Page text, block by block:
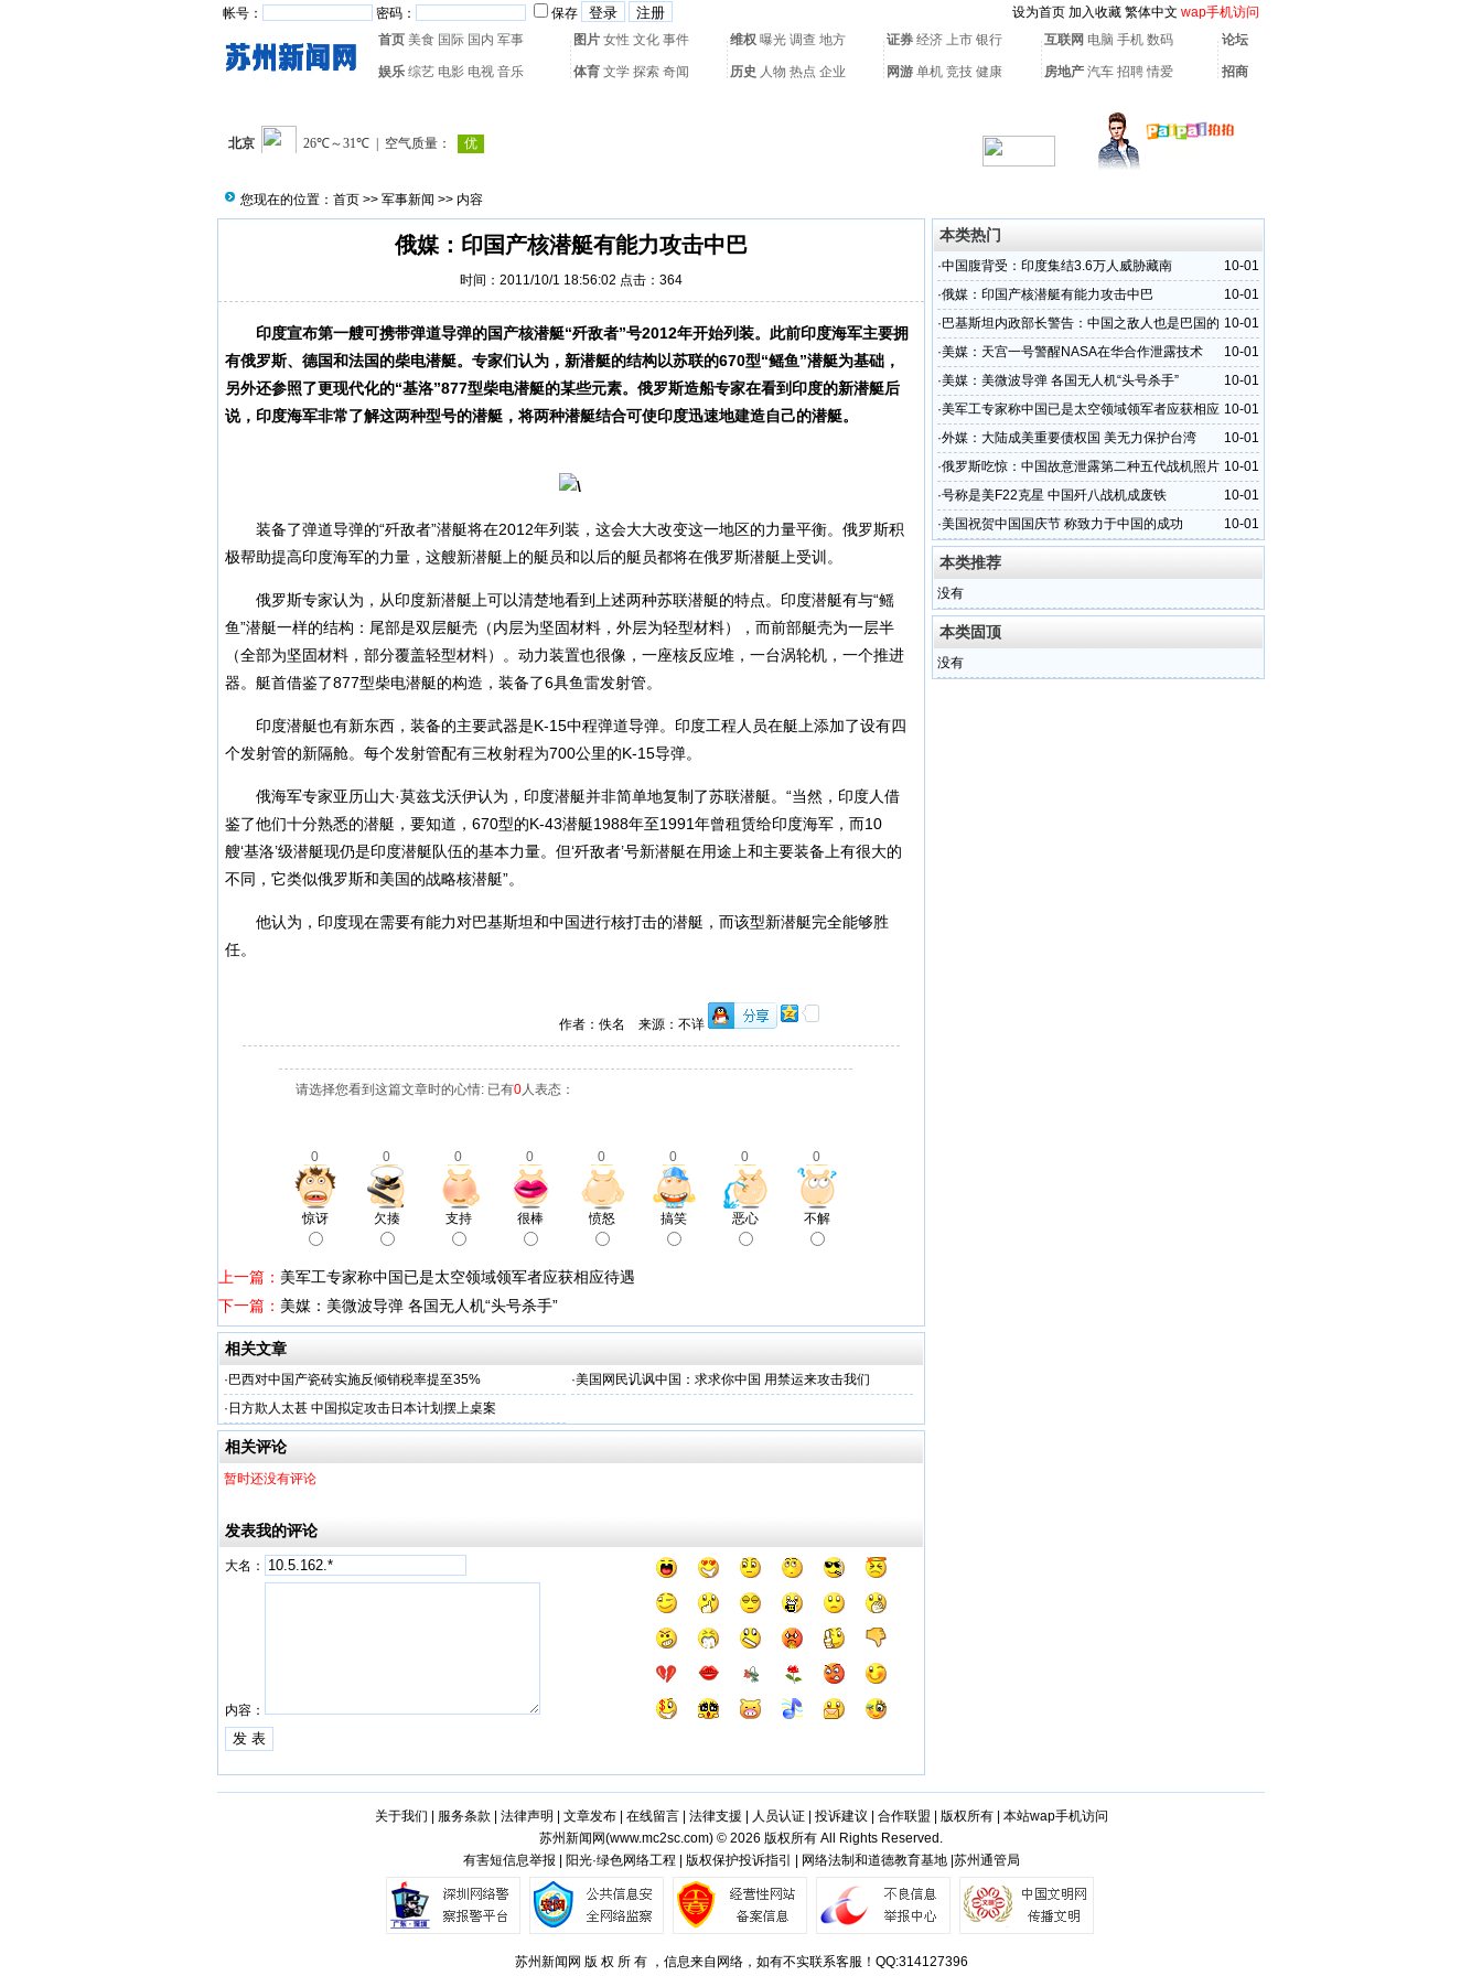
帐号： 密码： 保存 设为首页 加入收藏 繁体中文 wap手机访问
首页 美食 国际 国内 军事 图片 女性 文化 事件 维权 曝光 调查 地方 证券 经济 上市 银行 互联网 电脑 手机 数码 论坛
娱乐 综艺 电影 电视 音乐 体育 文学 探索 奇闻 历史 人物 热点 企业 网游 单机 竞技 健康 房地产 汽车 招聘 情爱 招商
您现在的位置： 首页 >> 军事新闻 >> 内容
俄媒：印国产核潜艇有能力攻击中巴
时间：2011/10/1 18:56:02 点击： 364
印度宣布第一艘可携带弹道导弹的国产核潜艇“歼敌者”号2012年开始列装。此前印度海军主要拥
有俄罗斯、德国和法国的柴电潜艇。专家们认为，新潜艇的结构以苏联的670型“鳐鱼”潜艇为基础，
另外还参照了更现代化的“基洛”877型柴电潜艇的某些元素。俄罗斯造船专家在看到印度的新潜艇后
说，印度海军非常了解这两种型号的潜艇，将两种潜艇结合可使印度迅速地建造自己的潜艇。
装备了弹道导弹的“歼敌者”潜艇将在2012年列装，这会大大改变这一地区的力量平衡。俄罗斯积
极帮助提高印度海军的力量，这艘新潜艇上的艇员和以后的艇员都将在俄罗斯潜艇上受训。
俄罗斯专家认为，从印度新潜艇上可以清楚地看到上述两种苏联潜艇的特点。印度潜艇有与“鳐
鱼”潜艇一样的结构：尾部是双层艇壳（内层为坚固材料，外层为轻型材料），而前部艇壳为一层半
（全部为坚固材料，部分覆盖轻型材料）。动力装置也很像，一座核反应堆，一台涡轮机，一个推进
器。艇首借鉴了877型柴电潜艇的构造，装备了6具鱼雷发射管。
印度潜艇也有新东西，装备的主要武器是K-15中程弹道导弹。印度工程人员在艇上添加了设有四
个发射管的新隔舱。每个发射管配有三枚射程为700公里的K-15导弹。
俄海军专家亚历山大·莫兹戈沃伊认为，印度潜艇并非简单地复制了苏联潜艇。“当然，印度人借
鉴了他们十分熟悉的潜艇，要知道，670型的K-43潜艇1988年至1991年曾租赁给印度海军，而10
艘‘基洛’级潜艇现仍是印度潜艇队伍的基本力量。但‘歼敌者’号新潜艇在用途上和主要装备上有很大的
不同，它类似俄罗斯和美国的战略核潜艇”。
他认为，印度现在需要有能力对巴基斯坦和中国进行核打击的潜艇，而该型新潜艇完全能够胜
任。
作者：佚名 来源：不详
请选择您看到这篇文章时的心情: 已有0人表态：
0 0 0 0 0 0 0 0
惊讶 欠揍 支持 很棒 愤怒 搞笑 恶心 不解
上一篇： 美军工专家称中国已是太空领域领军者应获相应待遇
下一篇： 美媒：美微波导弹 各国无人机“头号杀手”
相关文章
· 巴西对中国产瓷砖实施反倾销税率提至35% ·美国网民讥讽中国：求求你中国 用禁运来攻击我们
· 日方欺人太甚 中国拟定攻击日本计划摆上桌案
相关评论
暂时还没有评论
发表我的评论
大名：
内容：
本类热门
10-01
·中国腹背受：印度集结3.6万人威胁藏南
10-01
·俄媒：印国产核潜艇有能力攻击中巴
10-01
· 巴基斯坦内政部长警告：中国之敌人也是巴国的
敌人
10-01
·美媒：天宫一号警醒NASA在华合作泄露技术
10-01
·美媒：美微波导弹 各国无人机“头号杀手”
10-01
·美军工专家称中国已是太空领域领军者应获相应
待遇
10-01
·外媒：大陆成美重要债权国 美无力保护台湾
10-01
·俄罗斯吃惊：中国故意泄露第二种五代战机照片
10-01
·号称是美F22克星 中国歼八战机成废铁
10-01
·美国祝贺中国国庆节 称致力于中国的成功
本类推荐
没有
本类固顶
没有
关于我们 服务条款 法律声明 文章发布| 在线留言| 法律支援 人员认证| 投诉建议 合作联盟 版权所有| 本站wap手机访问
苏州新闻网(www.mc2sc.com) © 2026 版权所有 All Rights Reserved.
有害短信息举报 | 阳光·绿色网络工程 | 版权保护投诉指引 | 网络法制和道德教育基地 |苏州通管局
苏州新闻网 版 权 所 有 ，信息来自网络，如有不实联系客服！QQ:314127396